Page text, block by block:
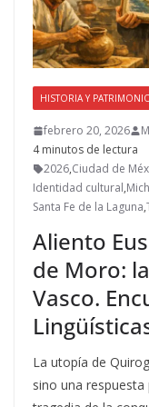
HISTORIA Y
febrero 20, 2026
4 minutos de lectura
2026,Ciudad de
Identidad cultural,
Santa Fe de la Laguna,
Aliento
de Moro:
Vasco.
La utopía de
sino una